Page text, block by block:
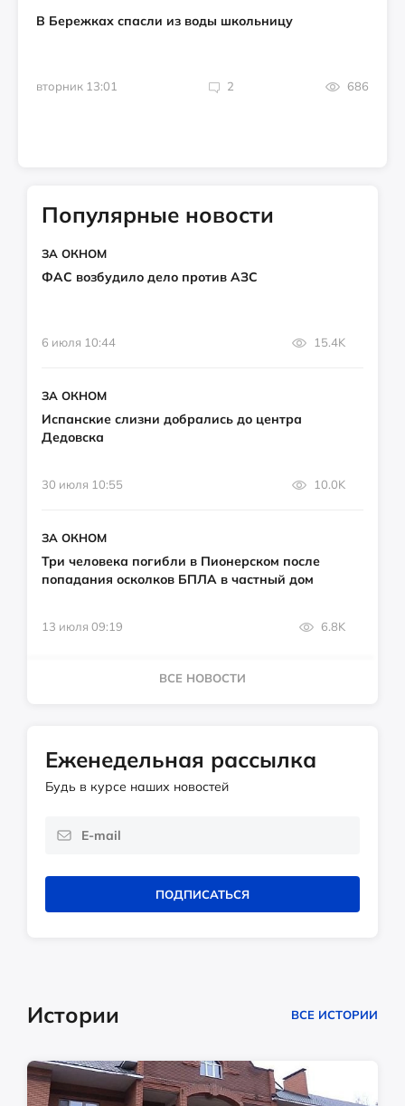
В Бережках спасли из воды школьницу
вторник 13:01 2 686
Популярные новости
ЗА ОКНОМ
ФАС возбудило дело против АЗС
6 июля 10:44 15.4K
ЗА ОКНОМ
Испанские слизни добрались до центра
Дедовска
30 июля 10:55 10.0K
ЗА ОКНОМ
Три человека погибли в Пионерском после
попадания осколков БПЛА в частный дом
13 июля 09:19 6.8K
ВСЕ НОВОСТИ
Еженедельная рассылка
Будь в курсе наших новостей
ПОДПИСАТЬСЯ
Истории ВСЕ ИСТОРИИ